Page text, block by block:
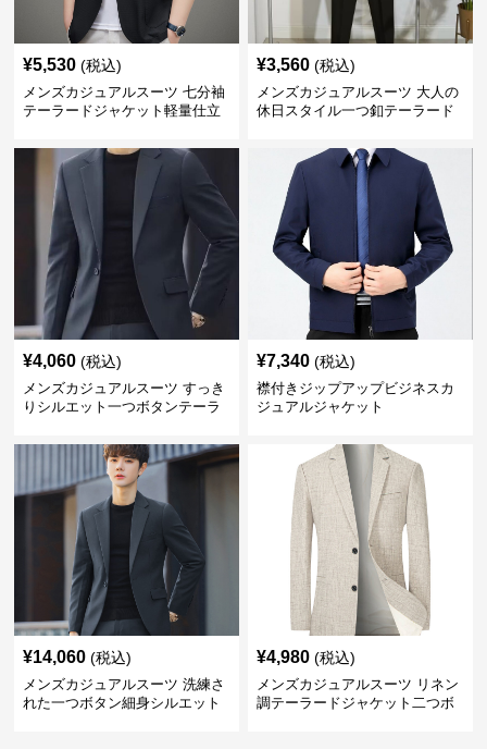
¥5,530 (税込)
メンズカジュアルスーツ 七分袖
テーラードジャケット軽量仕立
¥3,560 (税込)
メンズカジュアルスーツ 大人の
休日スタイル一つ釦テーラード
¥4,060 (税込)
メンズカジュアルスーツ すっき
りシルエット一つボタンテーラ
¥7,340 (税込)
襟付きジップアップビジネスカ
ジュアルジャケット
¥14,060 (税込)
メンズカジュアルスーツ 洗練さ
れた一つボタン細身シルエット
¥4,980 (税込)
メンズカジュアルスーツ リネン
調テーラードジャケット二つボ